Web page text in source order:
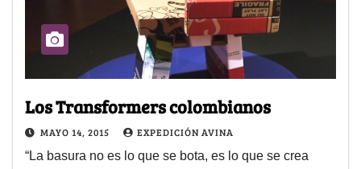
Los Transformers colombianos
MAYO 14, 2015 EXPEDICIÓN AVINA
“La basura no es lo que se bota, es lo que se crea